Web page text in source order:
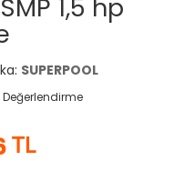
1,5 hp
SUPERPOOL
Değerlendirme
TL